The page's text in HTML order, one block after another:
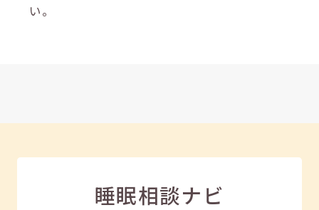
い。
睡眠相談ナビ